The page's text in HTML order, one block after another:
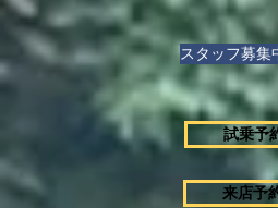
スタッフ募集
試乗予
来店予